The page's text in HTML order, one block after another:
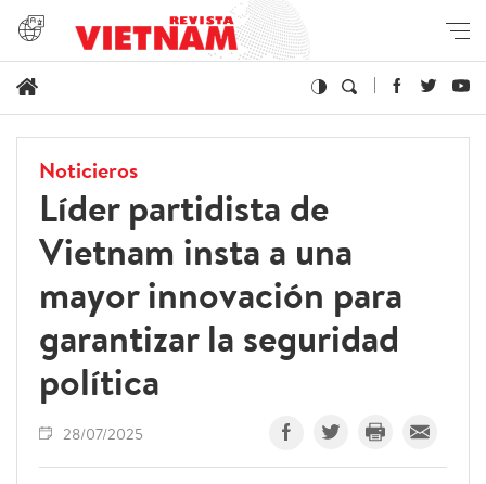
Noticieros
Líder partidista de
Vietnam insta a una
mayor innovación para
garantizar la seguridad
política
28/07/2025